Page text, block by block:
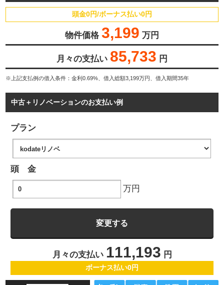
頭金0円/ボーナス払い0円
物件価格 3,199 万円
月々の支払い 85,733 円
※上記支払例の借入条件：金利0.69%、借入総額3,199万円、借入期間35年
中古＋リノベーションのお支払い例
プラン
頭 金
万円
月々の支払い 111,193 円
ボーナス払い0円